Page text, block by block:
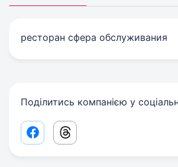
ресторан сфера обслуживания
Поділитись компанією у
Facebook share link
Threads share link